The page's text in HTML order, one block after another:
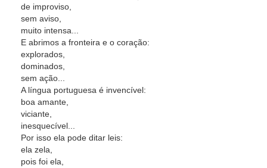
de improviso,
sem aviso,
muito intensa...
E abrimos a fronteira e o coração:
explorados,
dominados,
sem ação...
A língua portuguesa é invencível:
boa amante,
viciante,
inesquecível...
Por isso ela pode ditar leis:
ela zela,
pois foi ela,